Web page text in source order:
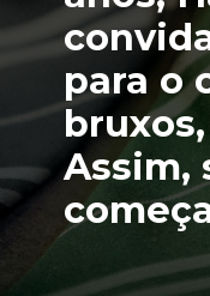
para o
Assim,